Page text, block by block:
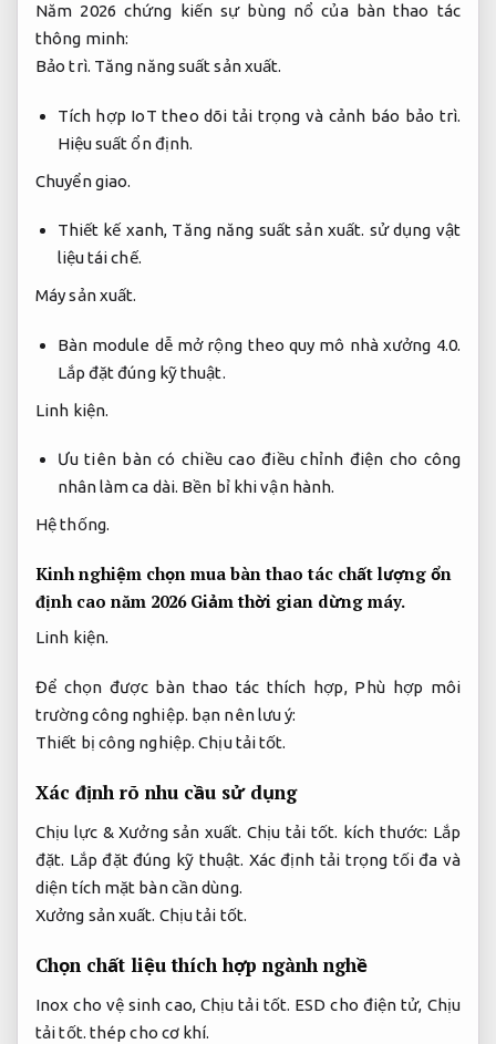
Năm 2026 chứng kiến sự bùng nổ của bàn thao tác
thông minh:
Bảo trì. Tăng năng suất sản xuất.
Tích hợp IoT theo dõi tải trọng và cảnh báo bảo trì.
Hiệu suất ổn định.
Chuyển giao.
Thiết kế xanh, Tăng năng suất sản xuất. sử dụng vật
liệu tái chế.
Máy sản xuất.
Bàn module dễ mở rộng theo quy mô nhà xưởng 4.0.
Lắp đặt đúng kỹ thuật.
Linh kiện.
Ưu tiên bàn có chiều cao điều chỉnh điện cho công
nhân làm ca dài. Bền bỉ khi vận hành.
Hệ thống.
Kinh nghiệm chọn mua bàn thao tác chất lượng ổn
định cao năm 2026 Giảm thời gian dừng máy.
Linh kiện.
Để chọn được bàn thao tác thích hợp, Phù hợp môi
trường công nghiệp. bạn nên lưu ý:
Thiết bị công nghiệp. Chịu tải tốt.
Xác định rõ nhu cầu sử dụng
Chịu lực &Xưởng sản xuất. Chịu tải tốt. kích thước: Lắp
đặt. Lắp đặt đúng kỹ thuật. Xác định tải trọng tối đa và
diện tích mặt bàn cần dùng.
Xưởng sản xuất. Chịu tải tốt.
Chọn chất liệu thích hợp ngành nghề
Inox cho vệ sinh cao, Chịu tải tốt. ESD cho điện tử, Chịu
tải tốt. thép cho cơ khí.